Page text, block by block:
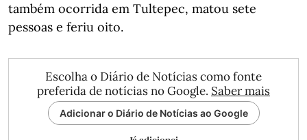
também ocorrida em Tultepec, matou sete
pessoas e feriu oito.
Escolha o Diário de Notícias como fonte
preferida de notícias no Google. Saber mais
Adicionar o Diário de Notícias ao Google